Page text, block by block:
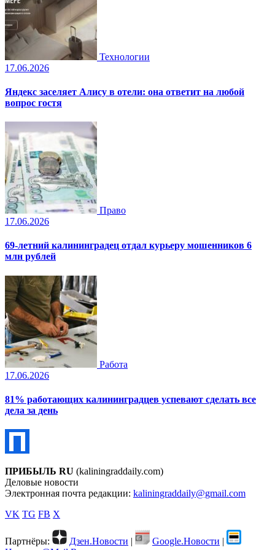
Технологии
17.06.2026
Яндекс заселяет Алису в отели: она ответит на любой
вопрос гостя
Право
17.06.2026
69-летний калининградец отдал курьеру мошенников 6
млн рублей
Работа
17.06.2026
81% работающих калининградцев успевают сделать все
дела за день
ПРИБЫЛЬ RU (kaliningraddaily.com)
Деловые новости
Электронная почта редакции: kaliningraddaily@gmail.com
VK TG FB X
Партнёры: Дзен.Новости | Google.Новости |